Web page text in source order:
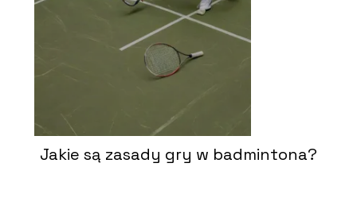
Jakie są zasady gry w badmintona?